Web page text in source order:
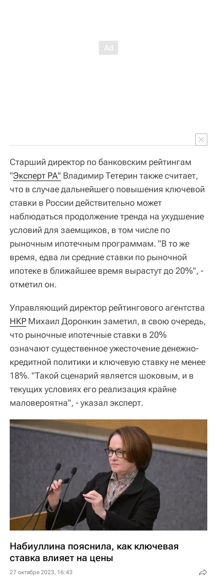
Старший директор по банковским рейтингам
"Эксперт РА" Владимир Тетерин также считает,
что в случае дальнейшего повышения ключевой
ставки в России действительно может
наблюдаться продолжение тренда на ухудшение
условий для заемщиков, в том числе по
рыночным ипотечным программам. "В то же
время, едва ли средние ставки по рыночной
ипотеке в ближайшее время вырастут до 20%", -
отметил он.
Управляющий директор рейтингового агентства
НКР Михаил Доронкин заметил, в свою очередь,
что рыночные ипотечные ставки в 20%
означают существенное ужесточение денежно-
кредитной политики и ключевую ставку не менее
18%. "Такой сценарий является шоковым, и в
текущих условиях его реализация крайне
маловероятна", - указал эксперт.
Набиуллина пояснила, как ключевая
ставка влияет на цены
27 октября 2023, 16:43